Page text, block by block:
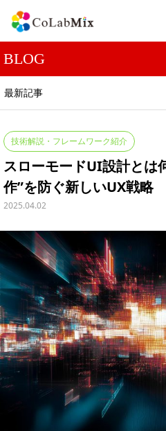
BLOG
最新記事
技術解説・フレームワーク紹介
スローモードUI設計とは
作”を防ぐ新しいUX戦略
2025.04.02